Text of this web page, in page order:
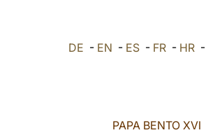
DE - EN - ES- FR- HR-
PAPA BENTO XVI